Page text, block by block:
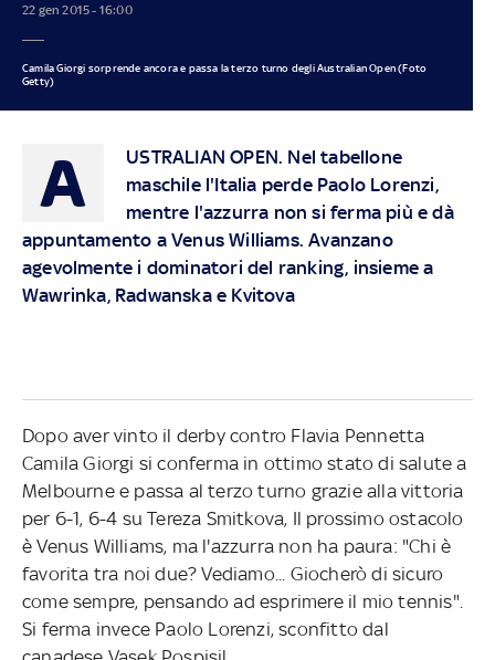
22 gen 2015 - 16:00
Camila Giorgi sorprende ancora e passa la terzo turno degli Australian Open (Foto
Getty)
A USTRALIAN OPEN. Nel tabellone
maschile l'Italia perde Paolo Lorenzi,
mentre l'azzurra non si ferma più e dà
appuntamento a Venus Williams. Avanzano
agevolmente i dominatori del ranking, insieme a
Wawrinka, Radwanska e Kvitova
Dopo aver vinto il derby contro Flavia Pennetta
Camila Giorgi si conferma in ottimo stato di salute a
Melbourne e passa al terzo turno grazie alla vittoria
per 6-1, 6-4 su Tereza Smitkova, Il prossimo ostacolo
è Venus Williams, ma l'azzurra non ha paura: "Chi è
favorita tra noi due? Vediamo... Giocherò di sicuro
come sempre, pensando ad esprimere il mio tennis".
Si ferma invece Paolo Lorenzi, sconfitto dal